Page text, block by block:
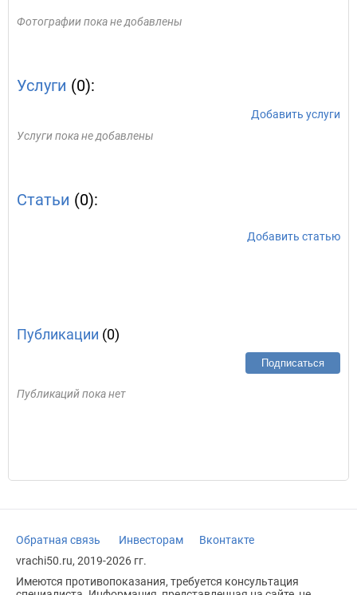
Фотографии пока не добавлены
Услуги (0):
Добавить услуги
Услуги пока не добавлены
Статьи (0):
Добавить статью
Публикации (0)
Подписаться
Публикаций пока нет
Обратная связь Инвесторам
Вконтакте
vrachi50.ru, 2019-2026 гг.
Имеются противопоказания, требуется консультация